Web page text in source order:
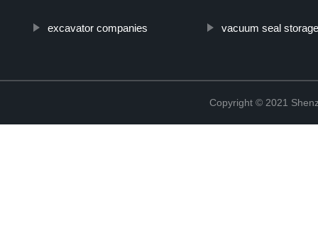
excavator companies vacuum seal storage
Copyright © 2021